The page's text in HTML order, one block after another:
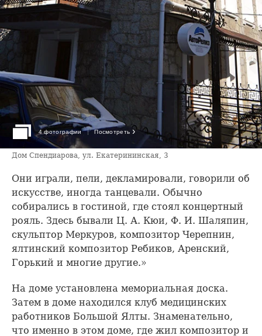
4 фотографии Посмотреть ›
Дом Спендиарова, ул. Екатерининская, 3
Они играли, пели, декламировали, говорили об
искусстве, иногда танцевали. Обычно
собирались в гостиной, где стоял концертный
рояль. Здесь бывали Ц. А. Кюи, Ф. И. Шаляпин,
скульптор Меркуров, композитор Черепнин,
ялтинский композитор Ребиков, Аренский,
Горький и многие другие.»
На доме установлена мемориальная доска.
Затем в доме находился клуб медицинских
работников Большой Ялты. Знаменательно,
что именно в этом доме, где жил композитор и